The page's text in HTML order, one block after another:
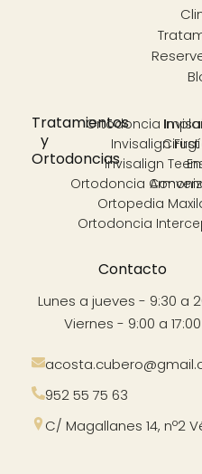
Tratamientos
y
Ortodoncias
Ortodoncia
Invisalign First
Invisalign
Ortodoncia
Ortopedia
Ortodoncia
Contacto
Lunes a jueves - 9:30 a
Viernes - 9:00 a 17:00
952 55 75 63
C/ Magallanes 14, nº2